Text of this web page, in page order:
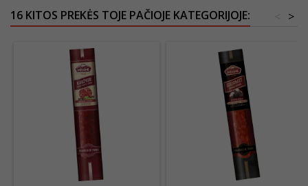
16 KITOS PREKĖS TOJE PAČIOJE KATEGORIJOJE: >